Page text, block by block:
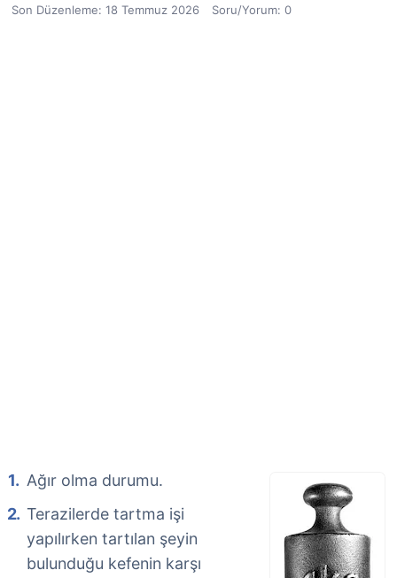
Son Düzenleme: 18 Temmuz 2026 Soru/Yorum: 0
Ağır olma durumu.
Terazilerde tartma işi
yapılırken tartılan şeyin
bulunduğu kefenin karşı